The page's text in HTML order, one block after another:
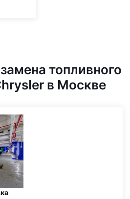
топливного
в Москве